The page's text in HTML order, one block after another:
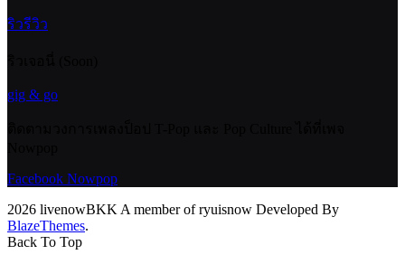
ริวรีวิว
gig & go
Facebook Nowpop
2026 livenowBKK A member of ryuisnow Developed By
BlazeThemes.
Back To Top